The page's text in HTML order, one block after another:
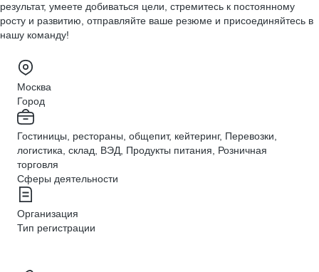
результат, умеете добиваться цели, стремитесь к постоянному
росту и развитию, отправляйте ваше резюме и присоединяйтесь в
нашу команду!
Москва
Город
Гостиницы, рестораны, общепит, кейтеринг, Перевозки,
логистика, склад, ВЭД, Продукты питания, Розничная
торговля
Сферы деятельности
Организация
Тип регистрации